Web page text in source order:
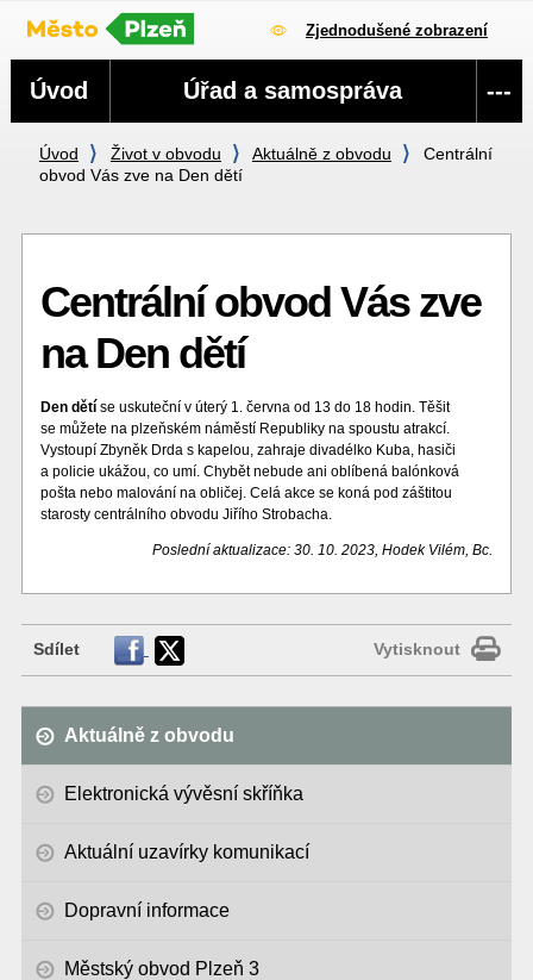
Zjednodušené zobrazení
Úvod Život v obvodu Aktuálně z obvodu
Centrální
obvod Vás zve na Den dětí
Centrální obvod Vás zve
na Den dětí
Den dětíse uskuteční v úterý 1. června od 13 do 18 hodin. Těšit
se můžete na plzeňském náměstí Republiky na spoustu atrakcí.
Vystoupí Zbyněk Drda s kapelou, zahraje divadélko Kuba, hasiči
a policie ukážou, co umí. Chybět nebude ani oblíbená balónková
pošta nebo malování na obličej. Celá akce se koná pod záštitou
starosty centrálního obvodu Jiřího Strobacha.
Poslední aktualizace: 30. 10. 2023, Hodek Vilém, Bc.
Sdílet Vytisknout
Aktuálně z obvodu
Elektronická vývěsní skříňka
Aktuální uzavírky komunikací
Dopravní informace
Městský obvod Plzeň 3
Navigace
Úvod Úřad a samospráva ---